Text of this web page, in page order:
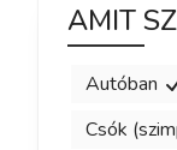
AMIT
Autóban
Csók